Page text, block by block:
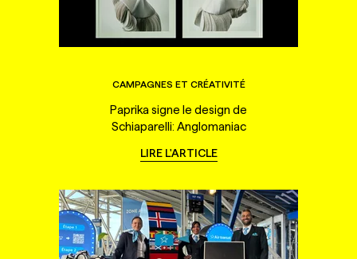
CAMPAGNES ET CRÉATIVITÉ
Paprika signe le design de
Schiaparelli: Anglomaniac
LIRE L'ARTICLE